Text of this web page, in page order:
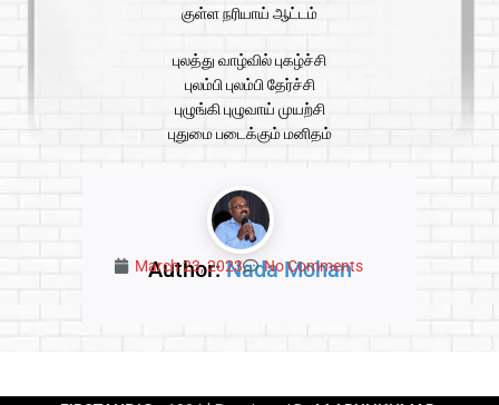
குள்ள நரியாய் ஆட்டம்
புலத்து வாழ்வில் புகழ்ச்சி
புலம்பி புலம்பி தேர்ச்சி
புழுங்கி புழுவாய் முயற்சி
புதுமை படைக்கும் மனிதம்
Author:Nada Mohan
March 23, 2023 No Comments